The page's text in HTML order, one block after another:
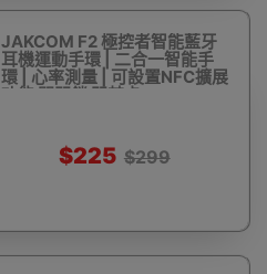
JAKCOM F2 極控者智能藍牙
耳機運動手環 | 二合一智能手
環 | 心率測量 | 可設置NFC擴展
功能 開門鎖 門禁卡
$225 $299